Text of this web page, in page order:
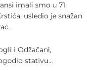
imali smo u 71.
usledio je snažan
i Odžačani,
stativu…